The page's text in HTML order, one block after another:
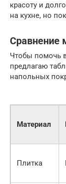
красоту и
на кухне, но
Сравнение
Чтобы помочь
предлагаю
напольных
Материал
Плитка